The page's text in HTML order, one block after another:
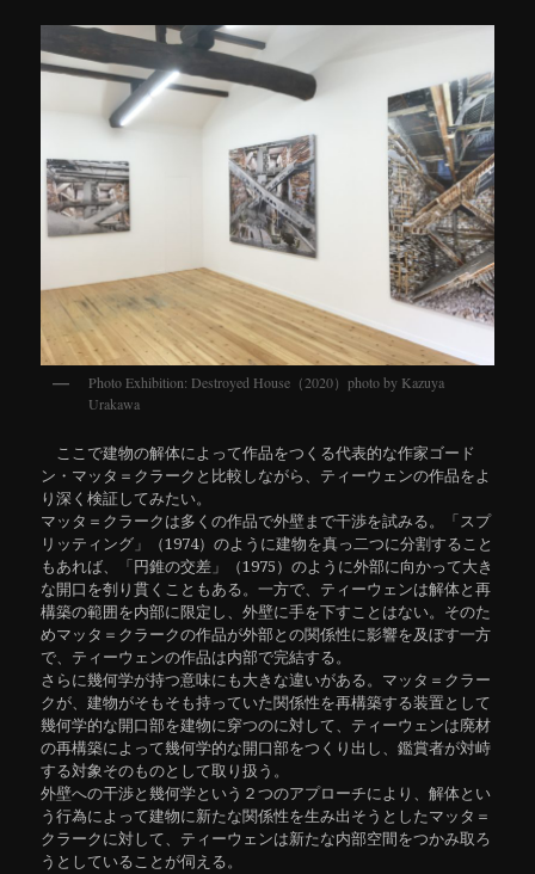
Photo Exhibition: Destroyed House（2020）photo by Kazuya
Urakawa
ここで建物の解体によって作品をつくる代表的な作家ゴード
ン・マッタ＝クラークと比較しながら、ティーウェンの作品をよ
り深く検証してみたい。
マッタ＝クラークは多くの作品で外壁まで干渉を試みる。「スプ
リッティング」（1974）のように建物を真っ二つに分割すること
もあれば、「円錐の交差」（1975）のように外部に向かって大き
な開口を刳り貫くこともある。一方で、ティーウェンは解体と再
構築の範囲を内部に限定し、外壁に手を下すことはない。そのた
めマッタ＝クラークの作品が外部との関係性に影響を及ぼす一方
で、ティーウェンの作品は内部で完結する。
さらに幾何学が持つ意味にも大きな違いがある。マッタ＝クラー
クが、建物がそもそも持っていた関係性を再構築する装置として
幾何学的な開口部を建物に穿つのに対して、ティーウェンは廃材
の再構築によって幾何学的な開口部をつくり出し、鑑賞者が対峙
する対象そのものとして取り扱う。
外壁への干渉と幾何学という２つのアプローチにより、解体とい
う行為によって建物に新たな関係性を生み出そうとしたマッタ＝
クラークに対して、ティーウェンは新たな内部空間をつかみ取ろ
うとしていることが伺える。